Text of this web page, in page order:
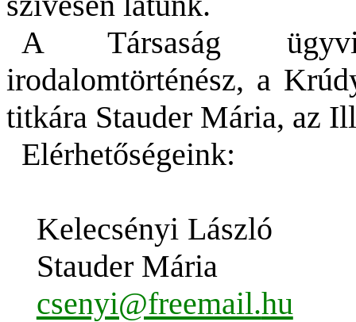
A Társaság
irodalomtörténész, a
titkára Stauder Mária, az
Elérhetőségeink:
Kelecsényi László
StauderMária
csenyi@freemail.hu